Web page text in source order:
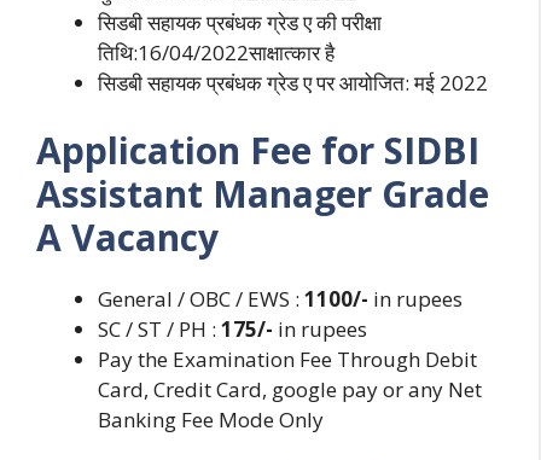
सिडबी सहायक प्रबंधक ग्रेड ए की परीक्षा
तिथि:16/04/2022साक्षात्कार है
सिडबी सहायक प्रबंधक ग्रेड ए पर आयोजित: मई 2022
Application Fee for SIDBI
Assistant Manager Grade
AVacancy
General / OBC / EWS : 1100/- in rupees
SC / ST / PH : 175/- in rupees
Pay the Examination Fee Through Debit
Card, Credit Card, google pay or any Net
Banking Fee Mode Only